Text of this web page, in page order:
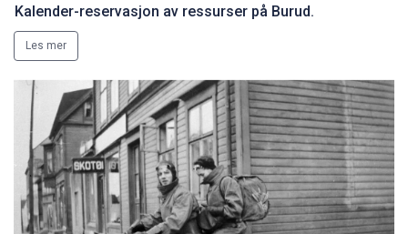
Kalender-reservasjon av ressurser på Burud.
Les mer